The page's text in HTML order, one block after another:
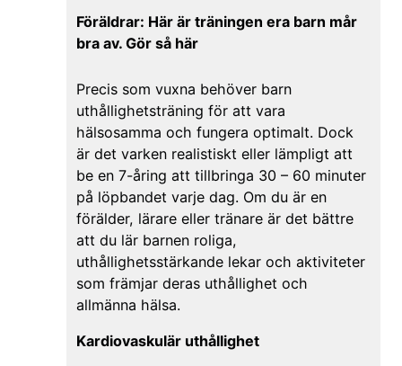
Föräldrar: Här är träningen era barn mår
bra av. Gör så här
Precis som vuxna behöver barn
uthållighetsträning för att vara
hälsosamma och fungera optimalt. Dock
är det varken realistiskt eller lämpligt att
be en 7-åring att tillbringa 30 – 60 minuter
på löpbandet varje dag. Om du är en
förälder, lärare eller tränare är det bättre
att du lär barnen roliga,
uthållighetsstärkande lekar och aktiviteter
som främjar deras uthållighet och
allmänna hälsa.
Kardiovaskulär uthållighet